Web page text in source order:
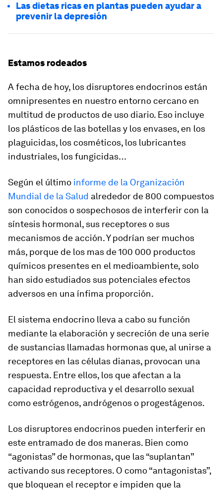
Las dietas ricas en plantas pueden ayudar a
prevenir la depresión
Estamos rodeados
A fecha de hoy, los disruptores endocrinos están
omnipresentes en nuestro entorno cercano en
multitud de productos de uso diario. Eso incluye
los plásticos de las botellas y los envases, en los
plaguicidas, los cosméticos, los lubricantes
industriales, los fungicidas…
Según el último informe de la Organización
Mundial de la Salud alrededor de 800 compuestos
son conocidos o sospechosos de interferir con la
síntesis hormonal, sus receptores o sus
mecanismos de acción. Y podrían ser muchos
más, porque de los mas de 100 000 productos
químicos presentes en el medioambiente, solo
han sido estudiados sus potenciales efectos
adversos en una ínfima proporción.
El sistema endocrino lleva a cabo su función
mediante la elaboración y secreción de una serie
de sustancias llamadas hormonas que, al unirse a
receptores en las células dianas, provocan una
respuesta. Entre ellos, los que afectan a la
capacidad reproductiva y el desarrollo sexual
como estrógenos, andrógenos o progestágenos.
Los disruptores endocrinos pueden interferir en
este entramado de dos maneras. Bien como
“agonistas” de hormonas, que las “suplantan”
activando sus receptores. O como “antagonistas”,
que bloquean el receptor e impiden que la